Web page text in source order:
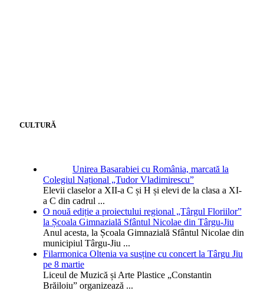
CULTURĂ
Unirea Basarabiei cu România, marcată la
Colegiul Național „Tudor Vladimirescu”
Elevii claselor a XII-a C și H și elevi de la clasa a XI-
a C din cadrul ...
O nouă ediție a proiectului regional „Târgul Floriilor”
la Școala Gimnazială Sfântul Nicolae din Târgu-Jiu
Anul acesta, la Școala Gimnazială Sfântul Nicolae din
municipiul Târgu-Jiu ...
Filarmonica Oltenia va susține cu concert la Târgu Jiu
pe 8 martie
Liceul de Muzică și Arte Plastice „Constantin
Brăiloiu” organizează ...